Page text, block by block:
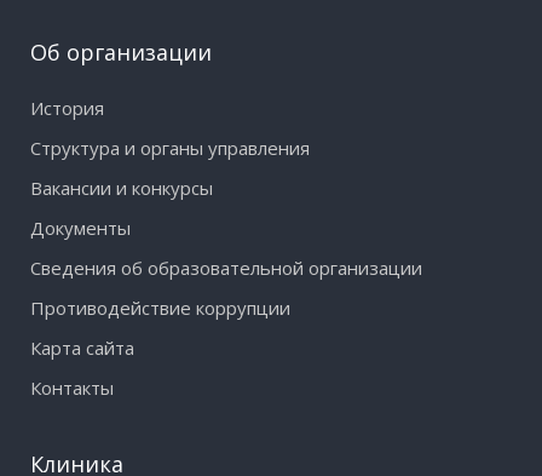
Об организации
История
Структура и органы управления
Вакансии и конкурсы
Документы
Сведения об образовательной организации
Противодействие коррупции
Карта сайта
Контакты
Клиника